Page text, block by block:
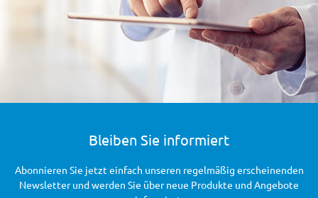
Bleiben Sie informiert
Abonnieren Sie jetzt einfach unseren regelmäßig erscheinenden
Newsletter und werden Sie über neue Produkte und Angebote